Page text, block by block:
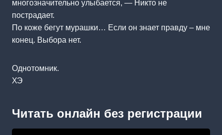
многозначительно улыбается, — Никто не
пострадает.
По коже бегут мурашки… Если он знает правду – мне
конец. Выбора нет.
Однотомник.
ХЭ
Читать онлайн без регистрации